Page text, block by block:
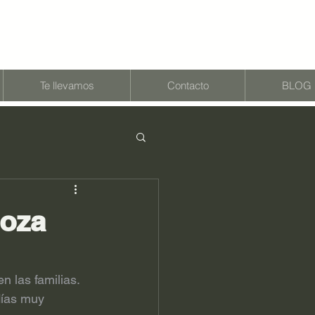
Te llevamos Contacto BLOG
las familias.
muy